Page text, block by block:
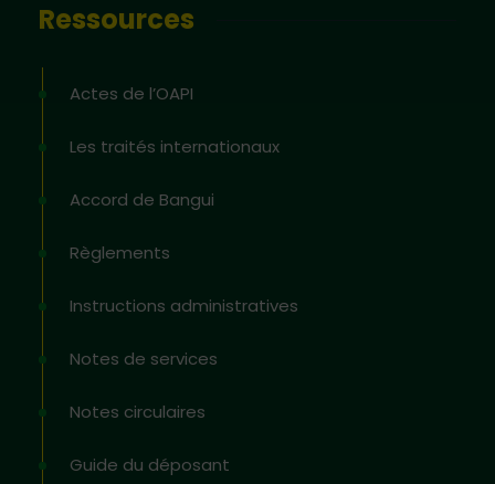
Ressources
Actes de l’OAPI
Les traités internationaux
Accord de Bangui
Règlements
Instructions administratives
Notes de services
Notes circulaires
Guide du déposant